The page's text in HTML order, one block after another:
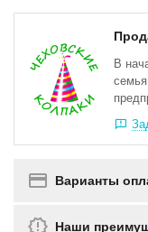
В
Варианты
Наши